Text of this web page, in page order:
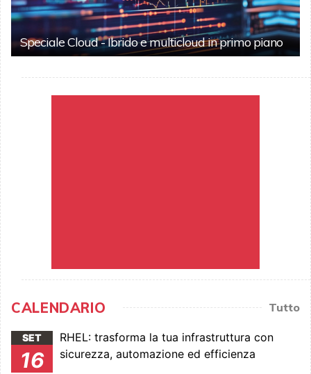
Speciale Cloud - Ibrido e multicloud in primo piano
CALENDARIO Tutto
SET
16
RHEL: trasforma la tua infrastruttura con
sicurezza, automazione ed efficienza